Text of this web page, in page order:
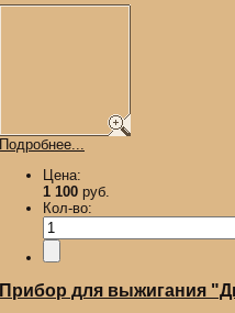
Подробнее...
Цена:
1 100 руб.
Кол-во:
Прибор для выжигания